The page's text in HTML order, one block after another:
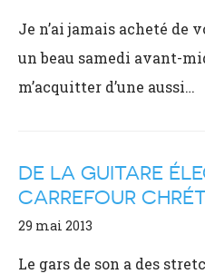
Je n’ai jamais acheté de
un beau samedi avant-
m’acquitter d’une aussi…
DE LA GUITARE
CARREFOUR
29 mai 2013
Le gars de son a des